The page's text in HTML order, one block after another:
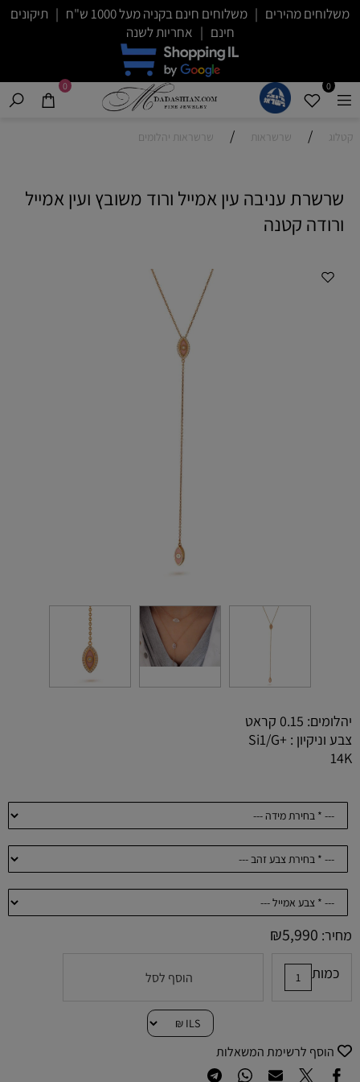
משלוחים מהירים | משלוחים חינם בקניה מעל 1000 ש"ח | תיקונים
חינם | אחריות לשנה
0
0
קטלוג / שרשראות / שרשראות יהלומים
שרשרת עניבה עין אמייל ורוד משובץ ועין אמייל
ורודה קטנה
יהלומים: 0.15 קראט
צבע וניקיון : +Si1/G
14K
מחיר: ₪5,990
כמות הוסף לסל
הוסף לרשימת המשאלות